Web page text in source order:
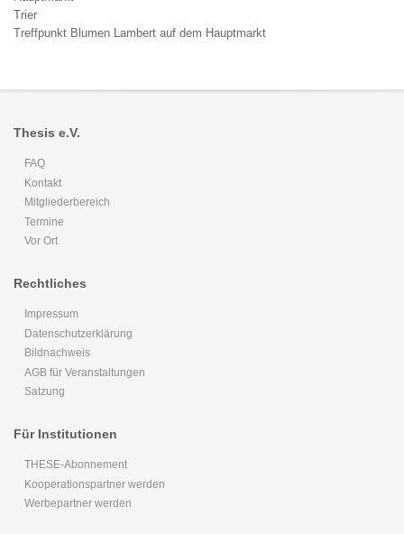
Trier
Treffpunkt Blumen Lambert auf dem Hauptmarkt
Thesis e.V.
FAQ
Kontakt
Mitgliederbereich
Termine
Vor Ort
Rechtliches
Impressum
Datenschutzerklärung
Bildnachweis
AGB für Veranstaltungen
Satzung
Für Institutionen
THESE-Abonnement
Kooperationspartner werden
Werbepartner werden